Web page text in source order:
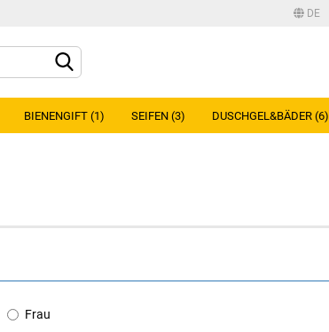
DE
BIENENGIFT (1) SEIFEN (3) DUSCHGEL&BÄDER (6)
Frau